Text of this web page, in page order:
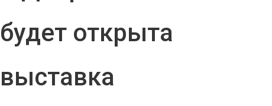
будет открыта
выставка